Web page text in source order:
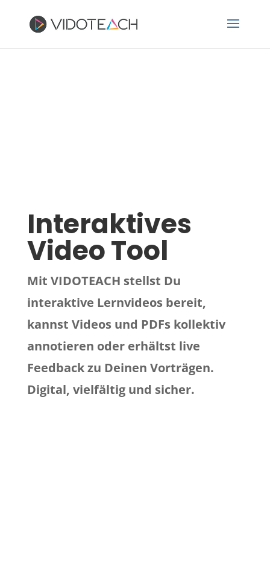
Interaktives
Video Tool
Mit VIDOTEACH stellst Du
interaktive Lernvideos bereit,
kannst Videos und PDFs kollektiv
annotieren oder erhältst live
Feedback zu Deinen Vorträgen.
Digital, vielfältig und sicher.